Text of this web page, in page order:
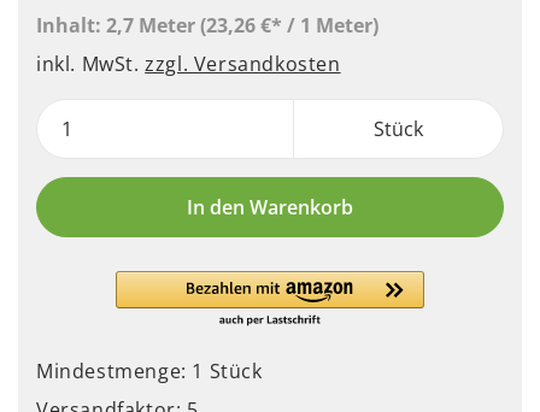
Inhalt: 2,7 Meter(23,26 €* / 1 Meter)
inkl. MwSt.zzgl. Versandkosten
Stück
In den Warenkorb
Mindestmenge: 1 Stück